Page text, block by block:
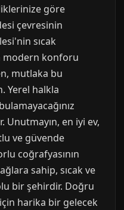
göre
çevresinin
sıcak
modern konforu
mutlaka bu
Yerel halkla
Unutmayın, en iyi ev,
ve güvende
coğrafyasının
sahip, sıcak ve
bir şehirdir. Doğru
harika bir gelecek